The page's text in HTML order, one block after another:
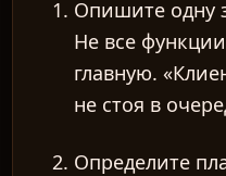
Опишите одну
Не все
главную.
не стоя в
Определите